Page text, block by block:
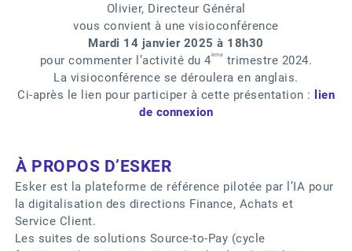
Olivier, Directeur Général
vous convient à une visioconférence
Mardi 14 janvier 2025 à 18h30
pour commenter l’activité du 4ème trimestre 2024.
La visioconférence se déroulera en anglais.
Ci-après le lien pour participer à cette présentation :
lien
de connexion
À PROPOS D’ESKER
Esker est la plateforme de référence pilotée par l’IA pour
la digitalisation des directions Finance, Achats et
Service Client.
Les suites de solutions Source-to-Pay (cycle